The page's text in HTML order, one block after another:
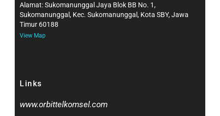
Alamat: Sukomanunggal Jaya Blok BB No. 1,
Sukomanunggal, Kec. Sukomanunggal, Kota SBY, Jawa
Timur 60188
View Map
Links
www.orbittelkomsel.com